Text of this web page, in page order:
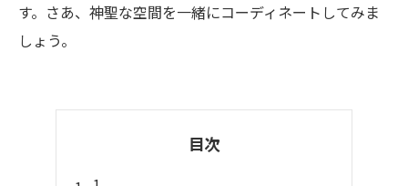
す。さあ、神聖な空間を一緒にコーディネートしてみま
しょう。
目次